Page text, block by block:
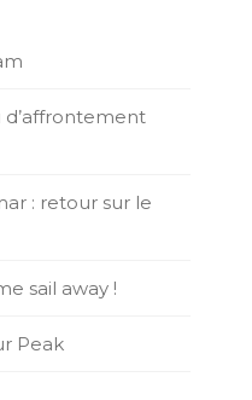
d’affrontement
: retour sur le
sail away !
Peak